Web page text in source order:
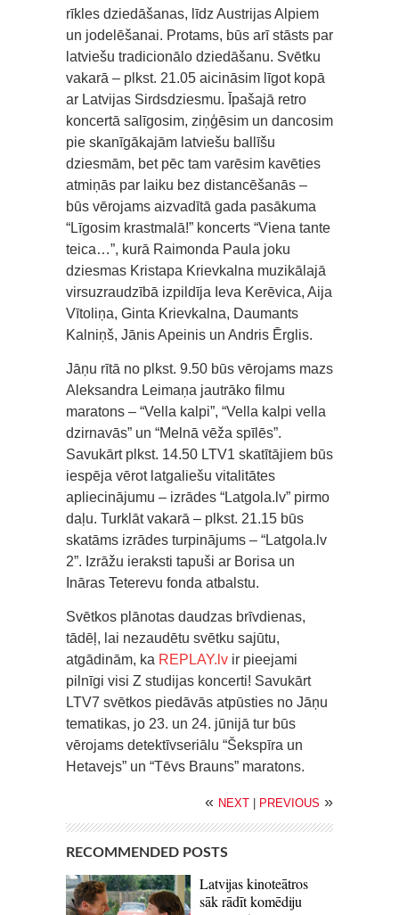
rīkles dziedāšanas, līdz Austrijas Alpiem
un jodelēšanai. Protams, būs arī stāsts par
latviešu tradicionālo dziedāšanu. Svētku
vakarā – plkst. 21.05 aicināsim līgot kopā
ar Latvijas Sirdsdziesmu. Īpašajā retro
koncertā salīgosim, ziņģēsim un dancosim
pie skanīgākajām latviešu ballīšu
dziesmām, bet pēc tam varēsim kavēties
atmiņās par laiku bez distancēšanās –
būs vērojams aizvadītā gada pasākuma
“Līgosim krastmalā!” koncerts “Viena tante
teica…”, kurā Raimonda Paula joku
dziesmas Kristapa Krievkalna muzikālajā
virsuzraudzībā izpildīja Ieva Kerēvica, Aija
Vītoliņa, Ginta Krievkalna, Daumants
Kalniņš, Jānis Apeinis un Andris Ērglis.
Jāņu rītā no plkst. 9.50 būs vērojams mazs
Aleksandra Leimaņa jautrāko filmu
maratons – “Vella kalpi”, “Vella kalpi vella
dzirnavās” un “Melnā vēža spīlēs”.
Savukārt plkst. 14.50 LTV1 skatītājiem būs
iespēja vērot latgaliešu vitalitātes
apliecinājumu – izrādes “Latgola.lv” pirmo
daļu. Turklāt vakarā – plkst. 21.15 būs
skatāms izrādes turpinājums – “Latgola.lv
2”. Izrāžu ieraksti tapuši ar Borisa un
Ināras Teterevu fonda atbalstu.
Svētkos plānotas daudzas brīvdienas,
tādēļ, lai nezaudētu svētku sajūtu,
atgādinām, ka REPLAY.lv ir pieejami
pilnīgi visi Z studijas koncerti! Savukārt
LTV7 svētkos piedāvās atpūsties no Jāņu
tematikas, jo 23. un 24. jūnijā tur būs
vērojams detektīvseriālu “Šekspīra un
Hetavejs” un “Tēvs Brauns” maratons.
« NEXT PREVIOUS »
RECOMMENDED POSTS
Latvijas kinoteātros
sāk rādīt komēdiju